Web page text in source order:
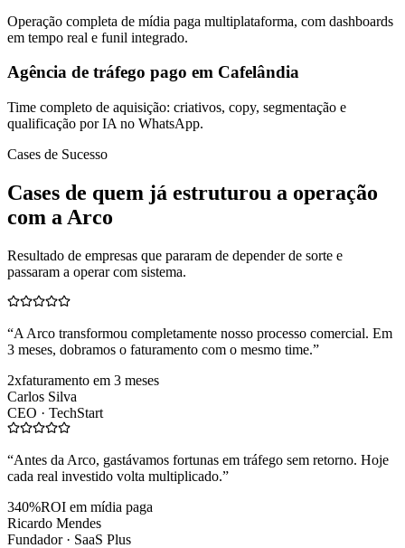
Operação completa de mídia paga multiplataforma, com dashboards
em tempo real e funil integrado.
Agência de tráfego pago em Cafelândia
Time completo de aquisição: criativos, copy, segmentação e
qualificação por IA no WhatsApp.
Cases de Sucesso
Cases de quem já estruturou a operação
com a Arco
Resultado de empresas que pararam de depender de sorte e
passaram a operar com sistema.
“A Arco transformou completamente nosso processo comercial. Em
3 meses, dobramos o faturamento com o mesmo time.”
2xfaturamento em 3 meses
Carlos Silva
CEO · TechStart
“Antes da Arco, gastávamos fortunas em tráfego sem retorno. Hoje
cada real investido volta multiplicado.”
340%ROI em mídia paga
Ricardo Mendes
Fundador · SaaS Plus